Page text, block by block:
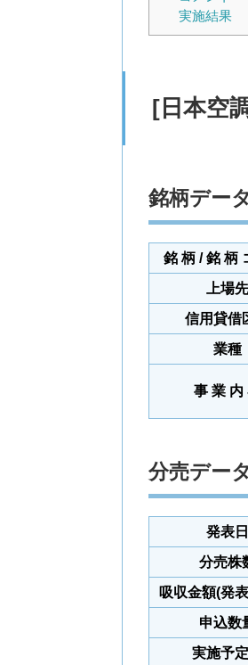
実施結果
[日本空
銘柄データ
銘 柄 / 銘 柄
上場先
信用貸借
業種
事 業 内
分売データ
発表日
分売株
吸収金額(発
申込数
実施予